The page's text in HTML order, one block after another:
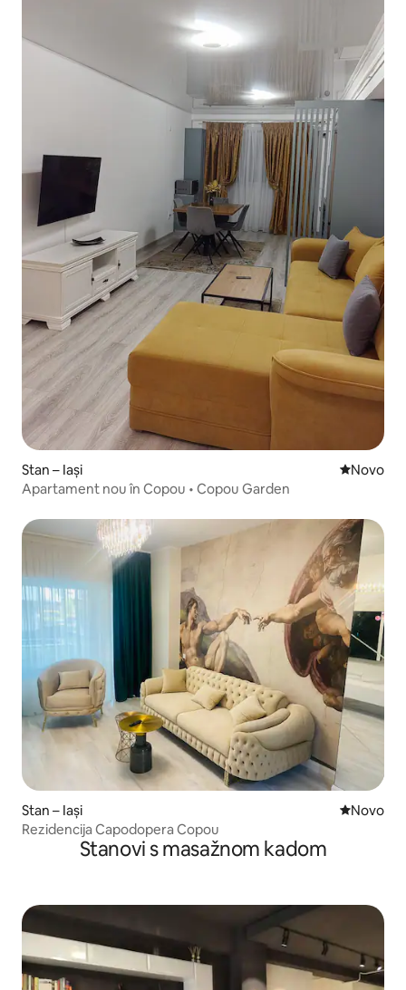
Stan – Iași Novi
Novo
Apartament nou în Copou • Copou Garden
Stan – Iași Novi
Novo
Rezidencija Capodopera Copou
Stanovi s masažnom kadom